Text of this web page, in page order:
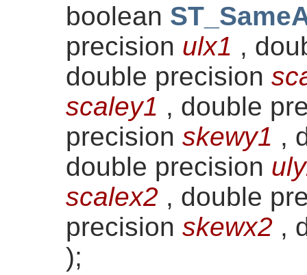
boolean
precision ulx1 ,
double precision
scaley1 , double
precision skewy1 ,
double precision
scalex2 , double
precision skewx2 ,
);